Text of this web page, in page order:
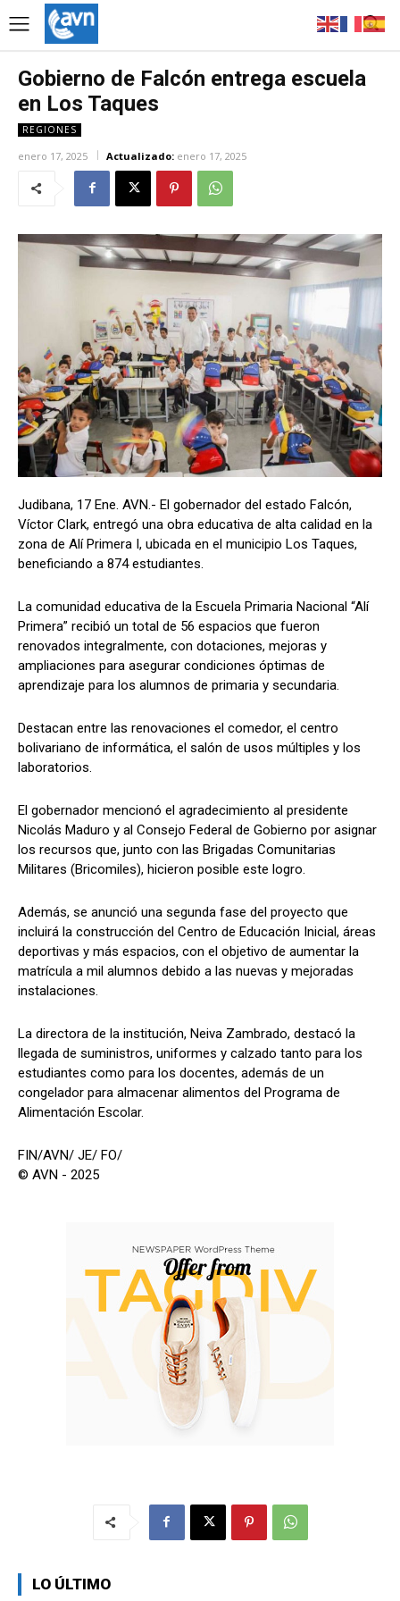
Gobierno de Falcón entrega escuela
en Los Taques
REGIONES
enero 17, 2025 Actualizado: enero 17, 2025
Judibana, 17 Ene. AVN.- El gobernador del estado Falcón,
Víctor Clark, entregó una obra educativa de alta calidad en la
zona de Alí Primera I, ubicada en el municipio Los Taques,
beneficiando a 874 estudiantes.
La comunidad educativa de la Escuela Primaria Nacional “Alí
Primera” recibió un total de 56 espacios que fueron
renovados integralmente, con dotaciones, mejoras y
ampliaciones para asegurar condiciones óptimas de
aprendizaje para los alumnos de primaria y secundaria.
Destacan entre las renovaciones el comedor, el centro
bolivariano de informática, el salón de usos múltiples y los
laboratorios.
El gobernador mencionó el agradecimiento al presidente
Nicolás Maduro y al Consejo Federal de Gobierno por asignar
los recursos que, junto con las Brigadas Comunitarias
Militares (Bricomiles), hicieron posible este logro.
Además, se anunció una segunda fase del proyecto que
incluirá la construcción del Centro de Educación Inicial, áreas
deportivas y más espacios, con el objetivo de aumentar la
matrícula a mil alumnos debido a las nuevas y mejoradas
instalaciones.
La directora de la institución, Neiva Zambrado, destacó la
llegada de suministros, uniformes y calzado tanto para los
estudiantes como para los docentes, además de un
congelador para almacenar alimentos del Programa de
Alimentación Escolar.
FIN/AVN/ JE/ FO/
© AVN - 2025
LO ÚLTIMO